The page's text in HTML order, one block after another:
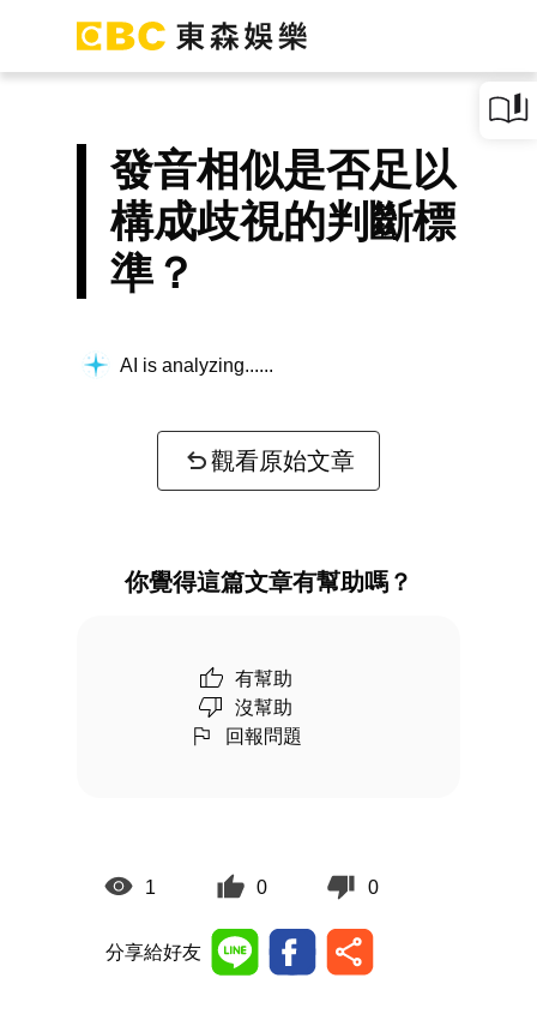
發音相似是否足以
構成歧視的判斷標
準？
AI is analyzing...
觀看原始文章
你覺得這篇文章有幫助嗎？
有幫助
沒幫助
回報問題
1 0 0
分享給好友